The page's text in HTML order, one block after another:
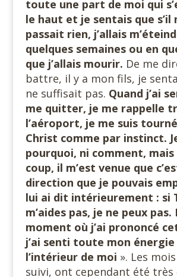
toute une part de moi qui
le haut et je sentais que s’il
passait rien, j’allais
quelques semaines ou en
que j’allais mourir. De me
battre, il y a mon fils, je
ne suffisait pas. Quand j’ai
me quitter, je me rappelle
l’aéroport, je me suis
Christ comme par instinct.
pourquoi, ni comment, mais
coup, il m’est venue que
direction que je pouvais
lui ai dit intérieurement : si
m’aides pas, je ne peux pas.
moment où j’ai prononcé
j’ai senti toute mon
l’intérieur de moi ». Les
suivi, ont cependant été très